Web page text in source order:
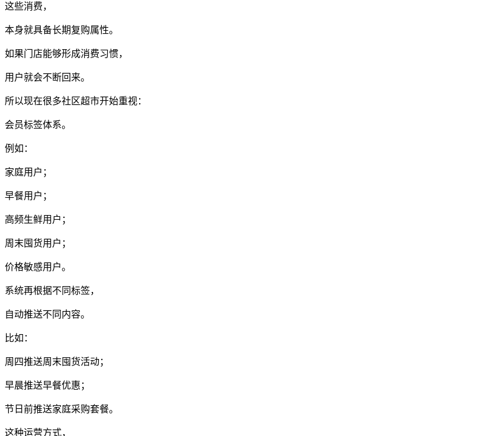
这些消费，
本身就具备长期复购属性。
如果门店能够形成消费习惯，
用户就会不断回来。
所以现在很多社区超市开始重视：
会员标签体系。
例如：
家庭用户；
早餐用户；
高频生鲜用户；
周末囤货用户；
价格敏感用户。
系统再根据不同标签，
自动推送不同内容。
比如：
周四推送周末囤货活动；
早晨推送早餐优惠；
节日前推送家庭采购套餐。
这种运营方式，